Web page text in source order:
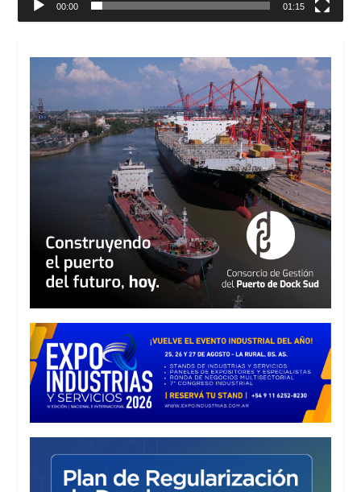
00:00 01:15